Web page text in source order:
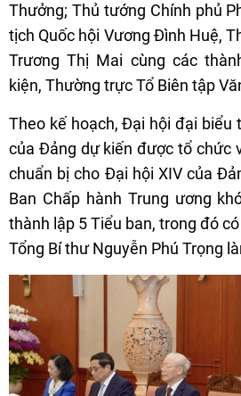
Thưởng; Thủ tướng Chính phủ
tịch Quốc hội Vương Đình Huệ,
Trương Thị Mai cùng các
kiện, Thường trực Tổ Biên tập
Theo kế hoạch, Đại hội đại biểu
của Đảng dự kiến được tổ chức
chuẩn bị cho Đại hội XIV của
Ban Chấp hành Trung ương
thành lập 5 Tiểu ban, trong đó
Tổng Bí thư Nguyễn Phú Trọng